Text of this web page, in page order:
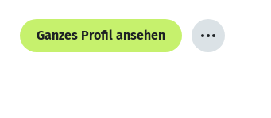
Ganzes Profil ansehen